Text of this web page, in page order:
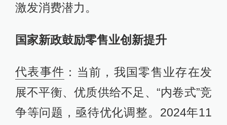
激发消费潜力。
国家新政鼓励零售业创新提升
代表事件 ：当前，我国零售业存在发
展不平衡、优质供给不足、“内卷式”竞
争等问题，亟待优化调整。2024年11